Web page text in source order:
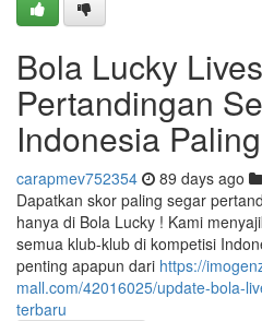
Bola Lucky
Pertandingan
Indonesia
carapmev752354 89 days ago
Dapatkan skor paling segar
hanya di Bola Lucky ! Kami
semua klub-klub di kompetisi
penting apapun dari https://
mall.com/42016025/update-bola-
terbaru